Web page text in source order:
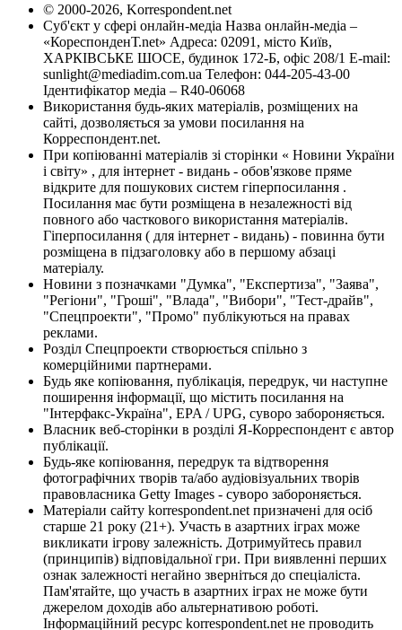
© 2000-2026, Korrespondent.net
Суб'єкт у сфері онлайн-медіа Назва онлайн-медіа –
«КореспонденТ.net» Адреса: 02091, місто Київ,
ХАРКІВСЬКЕ ШОСЕ, будинок 172-Б, офіс 208/1 E-mail:
sunlight@mediadim.com.ua Телефон: 044-205-43-00
Ідентифікатор медіа – R40-06068
Використання будь-яких матеріалів, розміщених на
сайті, дозволяється за умови посилання на
Корреспондент.net.
При копіюванні матеріалів зі сторінки « Новини України
і світу» , для інтернет - видань - обов'язкове пряме
відкрите для пошукових систем гіперпосилання .
Посилання має бути розміщена в незалежності від
повного або часткового використання матеріалів.
Гіперпосилання ( для інтернет - видань) - повинна бути
розміщена в підзаголовку або в першому абзаці
матеріалу.
Новини з позначками "Думка", "Експертиза", "Заява",
"Регіони", "Гроші", "Влада", "Вибори", "Тест-драйв",
"Спецпроекти", "Промо" публікуються на правах
реклами.
Розділ Спецпроекти створюється спільно з
комерційними партнерами.
Будь яке копіювання, публікація, передрук, чи наступне
поширення інформації, що містить посилання на
"Інтерфакс-Україна", EPA / UPG, суворо забороняється.
Власник веб-сторінки в розділі Я-Корреспондент є автор
публікації.
Будь-яке копіювання, передрук та відтворення
фотографічних творів та/або аудіовізуальних творів
правовласника Getty Images - суворо забороняється.
Матеріали сайту korrespondent.net призначені для осіб
старше 21 року (21+). Участь в азартних іграх може
викликати ігрову залежність. Дотримуйтесь правил
(принципів) відповідальної гри. При виявленні перших
ознак залежності негайно зверніться до спеціаліста.
Пам'ятайте, що участь в азартних іграх не може бути
джерелом доходів або альтернативою роботі.
Інформаційний ресурс korrespondent.net не проводить